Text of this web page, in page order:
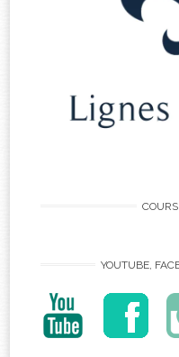
COURS
YOUTUBE,